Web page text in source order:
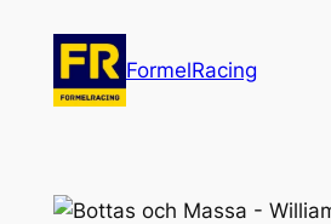
innehåll
FormelRacing